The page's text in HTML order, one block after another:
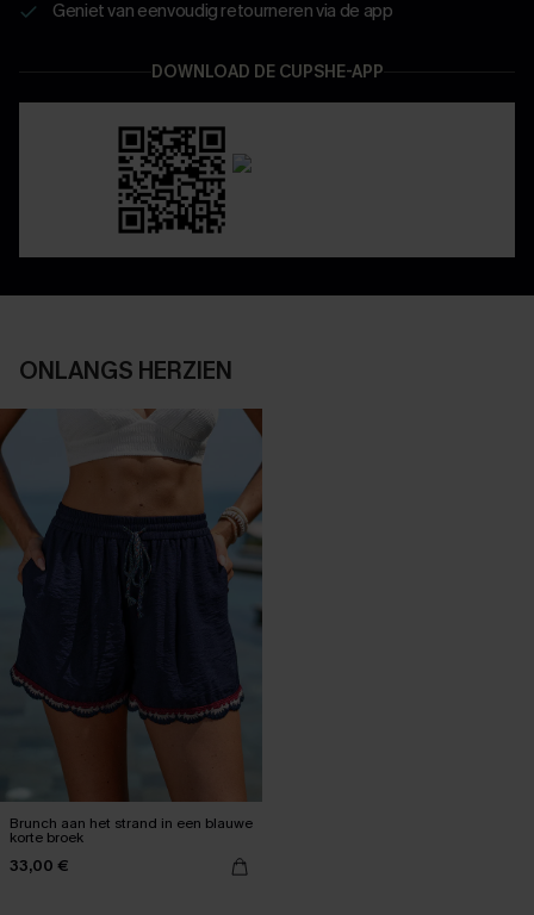
Geniet van eenvoudig retourneren via de app
DOWNLOAD DE CUPSHE-APP
ONLANGS HERZIEN
Brunch aan het strand in een blauwe
korte broek
33,00 €